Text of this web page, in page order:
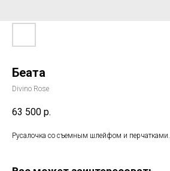
Беата
Divino Rose
63 500 р.
Русалочка со съемным шлейфом и перчатками.